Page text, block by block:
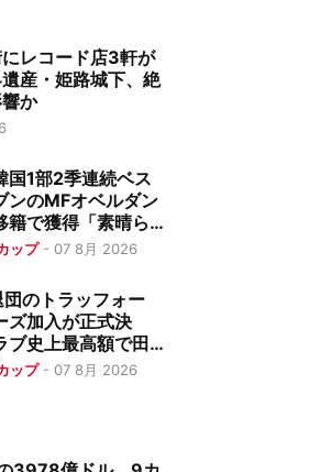
レコード店3軒が
産・姫路城下、絶
か
国1部2季連続ベス
ンのMFオベルダン
籍で獲得「素晴ら
ズンにしたい」
ップ- 07 8月 2026
のトラッフォー
ズ加入が正式決
ブ史上最高額で田
僚に
ップ- 07 8月 2026